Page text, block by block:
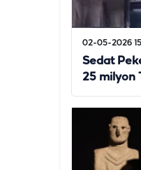
02-05-2026
Sedat
25 milyon